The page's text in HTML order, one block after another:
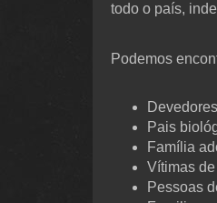
todo o país,
Podemos
Devedores
Pais
Família
Vítimas
Pessoas